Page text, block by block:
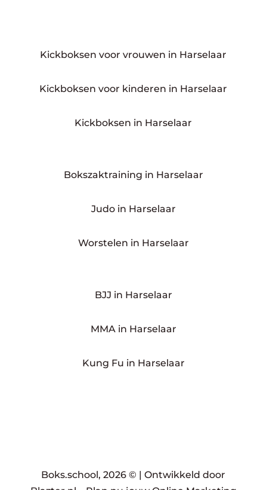
Kickboksen voor vrouwen in Harselaar
Kickboksen voor kinderen in Harselaar
Kickboksen in Harselaar
Bokszaktraining in Harselaar
Judo in Harselaar
Worstelen in Harselaar
BJJ in Harselaar
MMA in Harselaar
Kung Fu in Harselaar
Boks.school, 2026 © |Ontwikkeld door